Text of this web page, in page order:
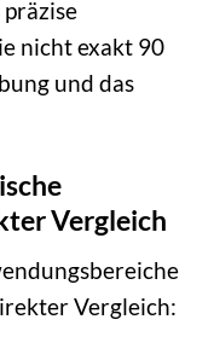
nicht exakt 90
und das
Vergleich
Vergleich: